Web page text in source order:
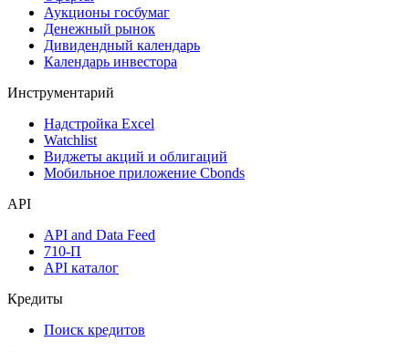
Календарь событий
Дефолты
Размещения
Оферты
Аукционы госбумаг
Денежный рынок
Календарь инвестора
Инструментарий
Надстройка Excel
Мобильное приложение Cbonds
API
API and Data Feed
API каталог